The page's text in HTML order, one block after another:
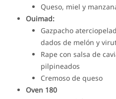
Queso, miel y
Ouimad:
Gazpacho
dados de melón y
Rape con salsa de
pilpineados
Cremoso de queso
Oven 180